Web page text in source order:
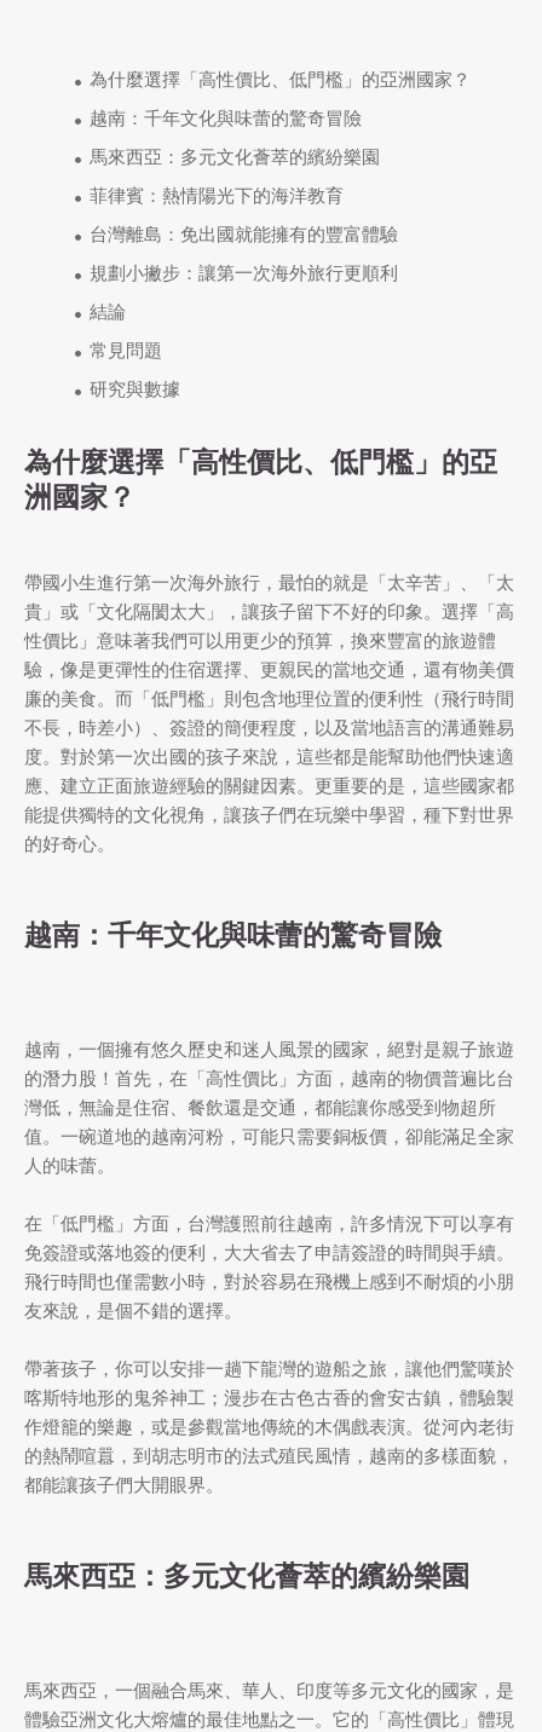
為什麼選擇「高性價比、低門檻」的亞洲國家？
越南：千年文化與味蕾的驚奇冒險
馬來西亞：多元文化薈萃的繽紛樂園
菲律賓：熱情陽光下的海洋教育
台灣離島：免出國就能擁有的豐富體驗
規劃小撇步：讓第一次海外旅行更順利
結論
常見問題
研究與數據
為什麼選擇「高性價比、低門檻」的亞
洲國家？
帶國小生進行第一次海外旅行，最怕的就是「太辛苦」、「太
貴」或「文化隔閡太大」，讓孩子留下不好的印象。選擇「高
性價比」意味著我們可以用更少的預算，換來豐富的旅遊體
驗，像是更彈性的住宿選擇、更親民的當地交通，還有物美價
廉的美食。而「低門檻」則包含地理位置的便利性（飛行時間
不長，時差小）、簽證的簡便程度，以及當地語言的溝通難易
度。對於第一次出國的孩子來說，這些都是能幫助他們快速適
應、建立正面旅遊經驗的關鍵因素。更重要的是，這些國家都
能提供獨特的文化視角，讓孩子們在玩樂中學習，種下對世界
的好奇心。
越南：千年文化與味蕾的驚奇冒險
越南，一個擁有悠久歷史和迷人風景的國家，絕對是親子旅遊
的潛力股！首先，在「高性價比」方面，越南的物價普遍比台
灣低，無論是住宿、餐飲還是交通，都能讓你感受到物超所
值。一碗道地的越南河粉，可能只需要銅板價，卻能滿足全家
人的味蕾。
在「低門檻」方面，台灣護照前往越南，許多情況下可以享有
免簽證或落地簽的便利，大大省去了申請簽證的時間與手續。
飛行時間也僅需數小時，對於容易在飛機上感到不耐煩的小朋
友來說，是個不錯的選擇。
帶著孩子，你可以安排一趟下龍灣的遊船之旅，讓他們驚嘆於
喀斯特地形的鬼斧神工；漫步在古色古香的會安古鎮，體驗製
作燈籠的樂趣，或是參觀當地傳統的木偶戲表演。從河內老街
的熱鬧喧囂，到胡志明市的法式殖民風情，越南的多樣面貌，
都能讓孩子們大開眼界。
馬來西亞：多元文化薈萃的繽紛樂園
馬來西亞，一個融合馬來、華人、印度等多元文化的國家，是
體驗亞洲文化大熔爐的最佳地點之一。它的「高性價比」體現